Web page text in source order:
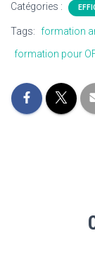
Catégories :
Tags: formation
formation pour